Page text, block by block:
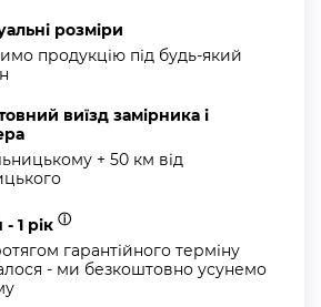
розміри
продукцію під будь-який
виїзд замірника і
+ 50 км від
- 1 рік ⓘ
гарантійного терміну
- ми безкоштовно усунемо